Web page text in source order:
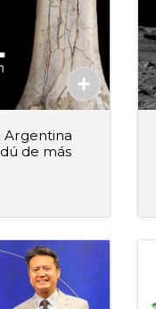
Argentina
de más